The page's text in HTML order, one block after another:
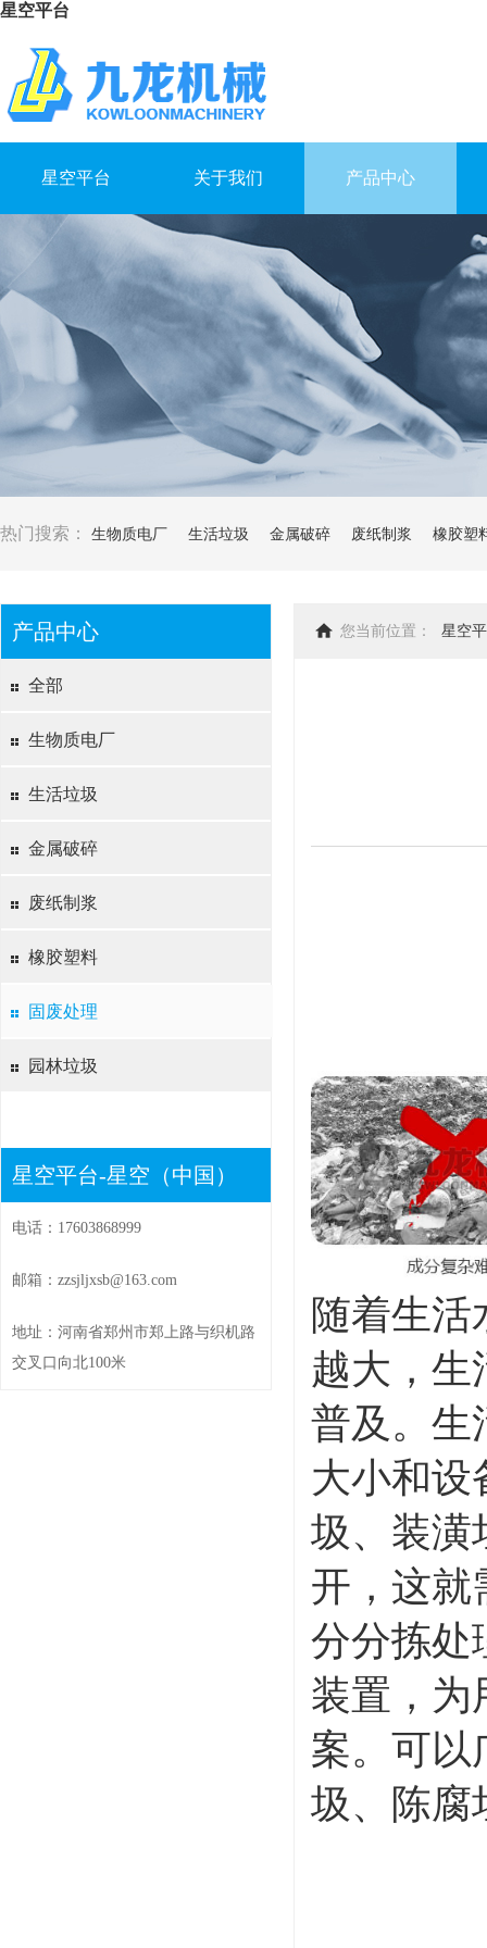
星空平台
星空平台 关于我们 产品中心
热门搜索： 生物质电厂 生活垃圾 金属破碎 废纸制浆 橡胶塑
产品中心
全部
生物质电厂
生活垃圾
金属破碎
废纸制浆
橡胶塑料
固废处理
园林垃圾
星空平台-星空（中国）
电话：17603868999
邮箱：zzsjljxsb@163.com
地址：河南省郑州市郑上路与织机路
交叉口向北100米
您当前位置： 星空
随着生
越大，生
普及。生
大小和设
圾、装潢
开，这就
分分拣处
装置，为
案。可以
圾、陈腐